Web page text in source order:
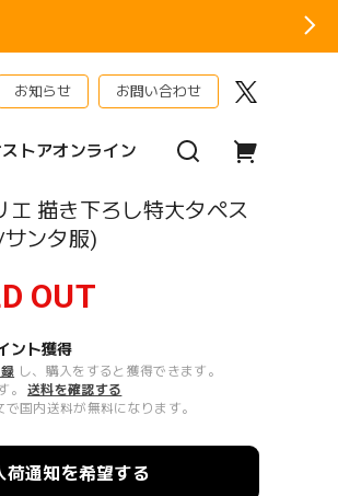
お知らせ お問い合わせ
トアオンライン
エ 描き下ろし特大タペス
ンタ服)
OUT
ント獲得
し、購入をすると獲得できます。
。
送料を確認する
国内送料が無料になります。
荷通知を希望する